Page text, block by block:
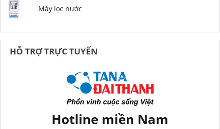
Máy lọc nước
HỖ TRỢ TRỰC TUYẾN
Hotline miền Nam